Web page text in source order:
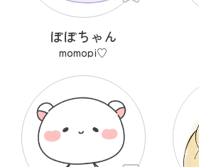
ぽぽちゃん
momopi♡